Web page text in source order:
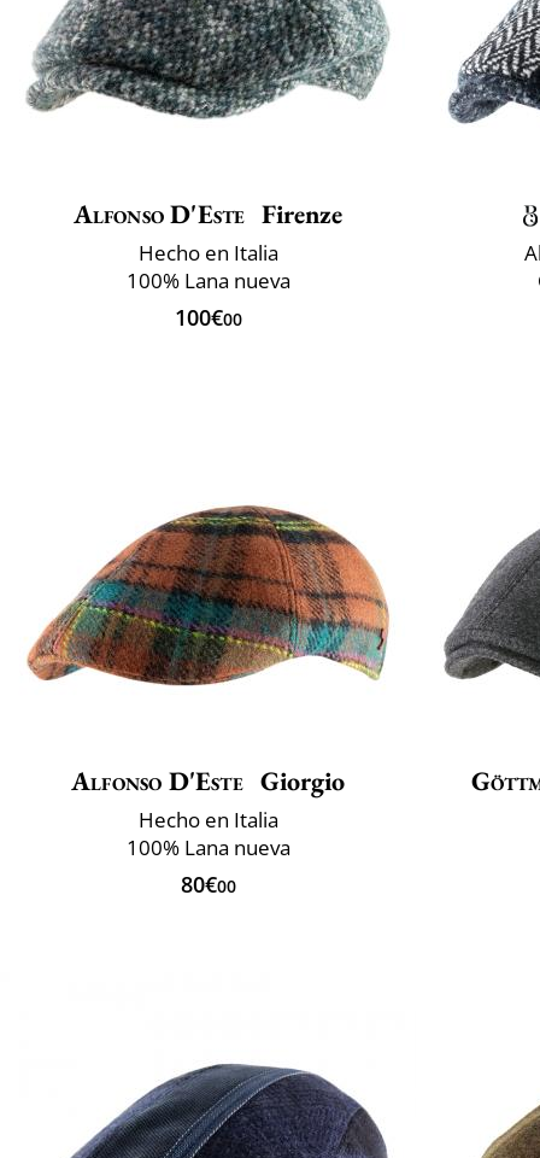
Alfonso D'Este Firenze
Hecho en Italia
100% Lana nueva
100€00
Alfonso D'Este Giorgio
Hecho en Italia
100% Lana nueva
80€00